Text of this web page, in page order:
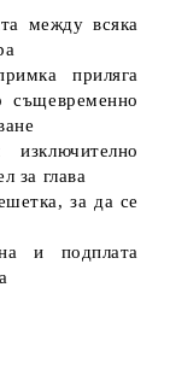
между всяка
приляга
същевременно
за глава
за да се
и подплата